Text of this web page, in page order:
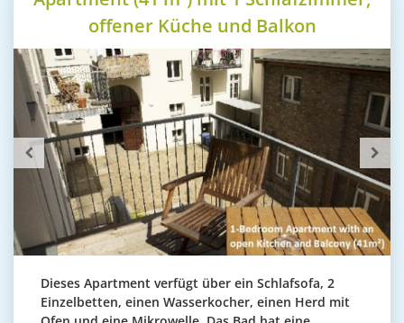
offener Küche und Balkon
Dieses Apartment verfügt über ein Schlafsofa, 2
Einzelbetten, einen Wasserkocher, einen Herd mit